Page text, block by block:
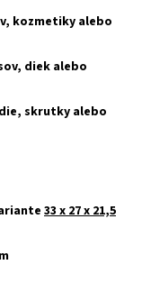
kozmetiky alebo
diek alebo
skrutky alebo
33 x 27 x 21,5